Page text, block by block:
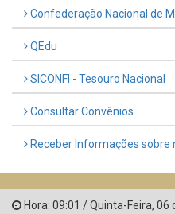
Confederação Nacional de
QEdu
SICONFI - Tesouro Nacional
Consultar Convênios
Receber Informações sobre
Hora: 09:01 /Quinta-Feira, 06